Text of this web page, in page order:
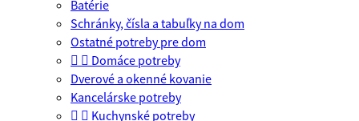
Batérie
Schránky, čísla a tabuľky na dom
Ostatné potreby pre dom
  Domáce potreby
Dverové a okenné kovanie
Kancelárske potreby
  Kuchynské potreby